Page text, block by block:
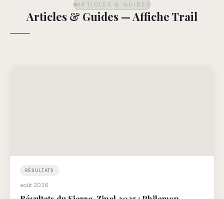
ARTICLES & GUIDES
Articles & Guides — Affiche Trail
RÉSULTATS
août 2026